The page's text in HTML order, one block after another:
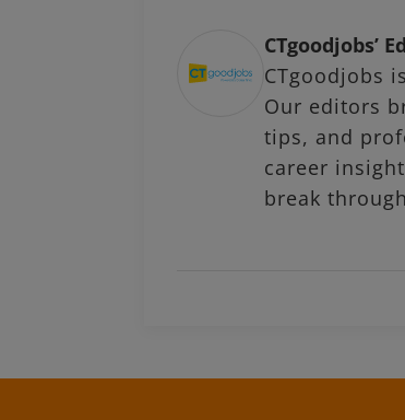
CTgoodjobs’
CTgoodjobs
Our editors
tips, and
career
break